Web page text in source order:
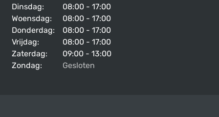
Dinsdag:
08:00 - 17:00
Woensdag:
08:00 - 17:00
Donderdag:
08:00 - 17:00
Vrijdag:
08:00 - 17:00
Zaterdag:
09:00 - 13:00
Zondag:
Gesloten